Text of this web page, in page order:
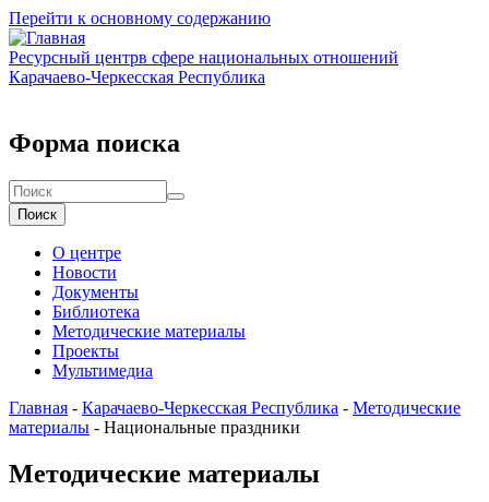
Перейти к основному содержанию
Ресурсный центрв сфере национальных отношений
Карачаево-Черкесская Республика
Форма поиска
Поиск
О центре
Новости
Документы
Библиотека
Методические материалы
Проекты
Мультимедиа
Главная - Карачаево-Черкесская Республика - Методические
материалы - Национальные праздники
Методические материалы